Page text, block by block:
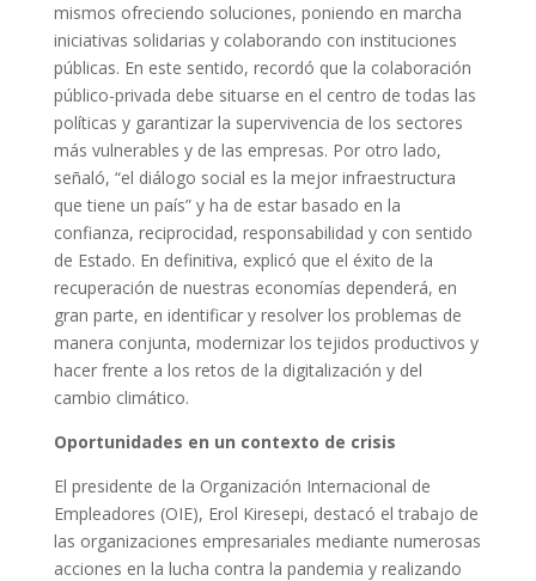
mismos ofreciendo soluciones, poniendo en marcha
iniciativas solidarias y colaborando con instituciones
públicas. En este sentido, recordó que la colaboración
público-privada debe situarse en el centro de todas las
políticas y garantizar la supervivencia de los sectores
más vulnerables y de las empresas. Por otro lado,
señaló, “el diálogo social es la mejor infraestructura
que tiene un país” y ha de estar basado en la
confianza, reciprocidad, responsabilidad y con sentido
de Estado. En definitiva, explicó que el éxito de la
recuperación de nuestras economías dependerá, en
gran parte, en identificar y resolver los problemas de
manera conjunta, modernizar los tejidos productivos y
hacer frente a los retos de la digitalización y del
cambio climático.
Oportunidades en un contexto de crisis
El presidente de la Organización Internacional de
Empleadores (OIE), Erol Kiresepi, destacó el trabajo de
las organizaciones empresariales mediante numerosas
acciones en la lucha contra la pandemia y realizando